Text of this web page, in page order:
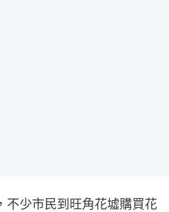
不少市民到旺角花墟購買花